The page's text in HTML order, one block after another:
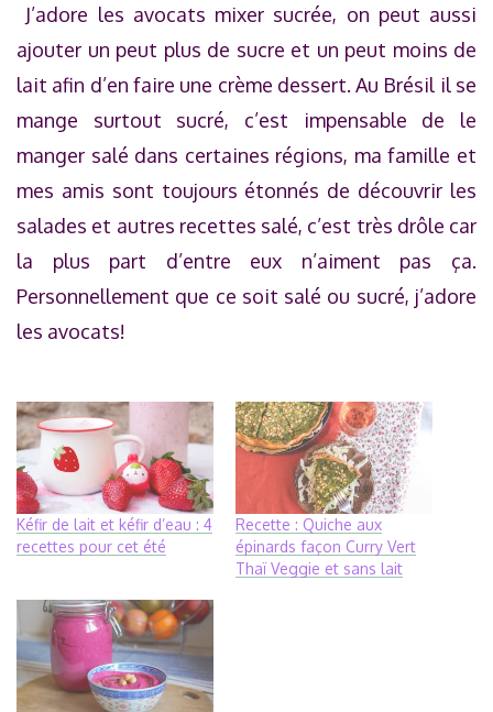
J’adore les avocats mixer sucrée, on peut aussi
ajouter un peut plus de sucre et un peut moins de
lait afin d’en faire une crème dessert. Au Brésil il se
mange surtout sucré, c’est impensable de le
manger salé dans certaines régions, ma famille et
mes amis sont toujours étonnés de découvrir les
salades et autres recettes salé, c’est très drôle car
la plus part d’entre eux n’aiment pas ça.
Personnellement que ce soit salé ou sucré, j’adore
les avocats!
Kéfir de lait et kéfir d’eau : 4
recettes pour cet été
Recette : Quiche aux
épinards façon Curry Vert
Thaï Veggie et sans lait